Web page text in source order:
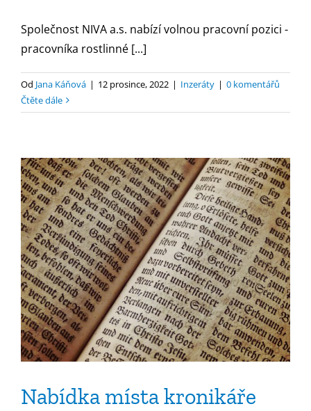
Společnost NIVA a.s. nabízí volnou pracovní pozici -
pracovníka rostlinné [...]
Od Jana Káňová | 12 prosince, 2022 | Inzeráty | 0 komentářů
Čtěte dále
Nabídka místa kronikáře